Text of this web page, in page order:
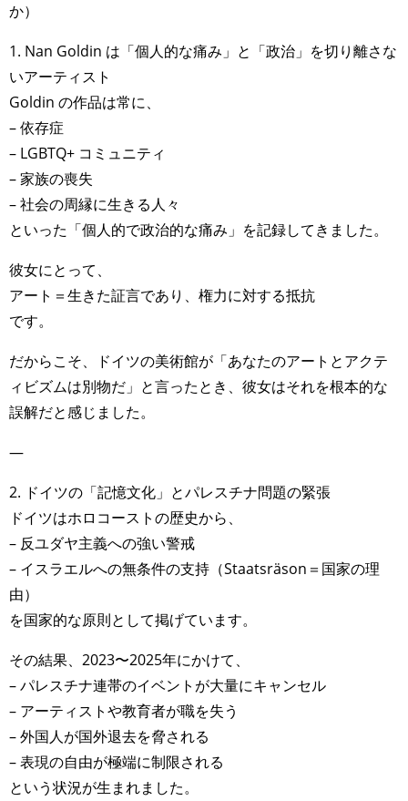
か）
1. Nan Goldin は「個人的な痛み」と「政治」を切り離さな
いアーティスト
Goldin の作品は常に、
– 依存症
– LGBTQ+ コミュニティ
– 家族の喪失
– 社会の周縁に生きる人々
といった「個人的で政治的な痛み」を記録してきました。
彼女にとって、
アート＝生きた証言であり、権力に対する抵抗
です。
だからこそ、ドイツの美術館が「あなたのアートとアクテ
ィビズムは別物だ」と言ったとき、彼女はそれを根本的な
誤解だと感じました。
—
2. ドイツの「記憶文化」とパレスチナ問題の緊張
ドイツはホロコーストの歴史から、
– 反ユダヤ主義への強い警戒
– イスラエルへの無条件の支持（Staatsräson＝国家の理
由）
を国家的な原則として掲げています。
その結果、2023〜2025年にかけて、
– パレスチナ連帯のイベントが大量にキャンセル
– アーティストや教育者が職を失う
– 外国人が国外退去を脅される
– 表現の自由が極端に制限される
という状況が生まれました。